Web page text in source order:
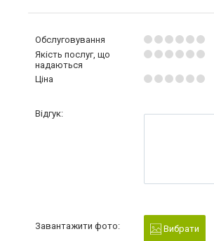
Обслуговування
Якість послуг, що
надаються
Ціна
Відгук:
Завантажити фото: Вибрати